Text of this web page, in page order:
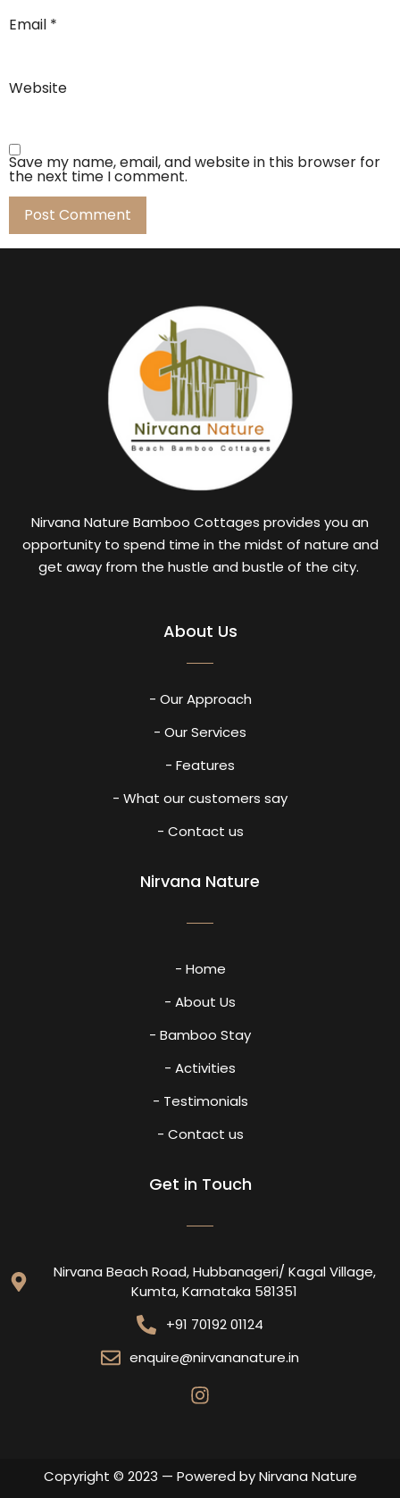
Email *
Website
Save my name, email, and website in this browser for
the next time I comment.
Nirvana Nature Bamboo Cottages provides you an
opportunity to spend time in the midst of nature and
get away from the hustle and bustle of the city.
About Us
- Our Approach
- Our Services
- Features
- What our customers say
- Contact us
Nirvana Nature
- Home
- About Us
- Bamboo Stay
- Activities
- Testimonials
- Contact us
Get in Touch
Nirvana Beach Road, Hubbanageri/ Kagal Village,
Kumta, Karnataka 581351
+91 70192 01124
enquire@nirvananature.in
Copyright © 2023 — Powered by Nirvana Nature